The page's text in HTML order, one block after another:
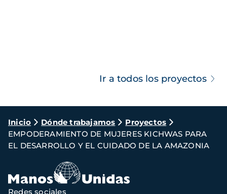
Ir a todos los proyectos
Ruta
de
navegación
Inicio Dónde trabajamos
Proyectos
EMPODERAMIENTO DE MUJERES KICHWAS PARA
EL DESARROLLO Y EL CUIDADO DE LA AMAZONIA
Redes sociales